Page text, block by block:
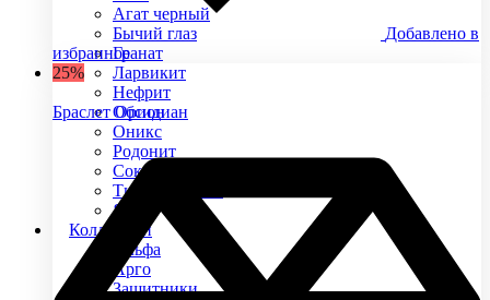
Агат черный
Бычий глаз
Гранат
Ларвикит
Нефрит
Обсидиан
Оникс
Родонит
Соколиный глаз
Тигровый глаз
Яшма
Коллекции
Альфа
Арго
Защитники
Добавлено в
избранное
25%
Браслет Орион